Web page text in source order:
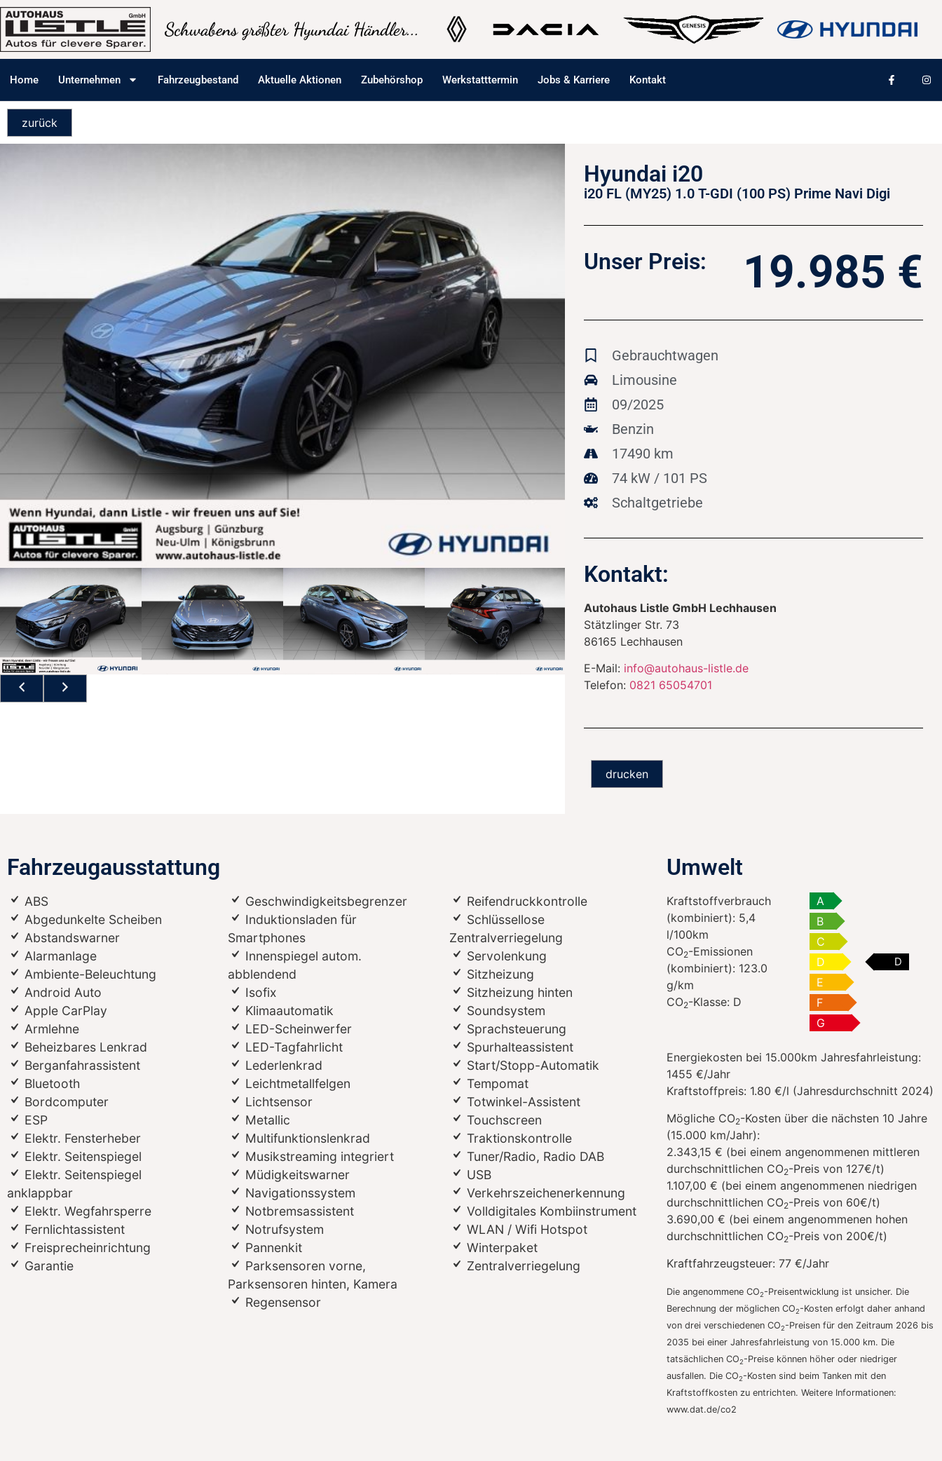
Schwabens größter Hyundai Händler...
Home Unternehmen Fahrzeugbestand Aktuelle Aktionen Zubehörshop Werkstatttermin Jobs & Karriere Kontakt
zurück
Hyundai i20
i20 FL (MY25) 1.0 T-GDI (100 PS) Prime Navi Digi
Unser Preis: 19.985 €
Gebrauchtwagen
Limousine
09/2025
Benzin
17490 km
74 kW / 101 PS
Schaltgetriebe
Kontakt:
Autohaus Listle GmbH Lechhausen
Stätzlinger Str. 73
86165 Lechhausen
E-Mail: info@autohaus-listle.de
Telefon: 0821 65054701
drucken
Fahrzeugausstattung
ABS
Abgedunkelte Scheiben
Abstandswarner
Alarmanlage
Ambiente-Beleuchtung
Android Auto
Apple CarPlay
Armlehne
Beheizbares Lenkrad
Berganfahrassistent
Bluetooth
Bordcomputer
ESP
Elektr. Fensterheber
Elektr. Seitenspiegel
Elektr. Seitenspiegel
anklappbar
Elektr. Wegfahrsperre
Fernlichtassistent
Freisprecheinrichtung
Garantie
Geschwindigkeitsbegrenzer
Induktionsladen für
Smartphones
Innenspiegel autom.
abblendend
Isofix
Klimaautomatik
LED-Scheinwerfer
LED-Tagfahrlicht
Lederlenkrad
Leichtmetallfelgen
Lichtsensor
Metallic
Multifunktionslenkrad
Musikstreaming integriert
Müdigkeitswarner
Navigationssystem
Notbremsassistent
Notrufsystem
Pannenkit
Parksensoren vorne,
Parksensoren hinten, Kamera
Regensensor
Reifendruckkontrolle
Schlüssellose
Zentralverriegelung
Servolenkung
Sitzheizung
Sitzheizung hinten
Soundsystem
Sprachsteuerung
Spurhalteassistent
Start/Stopp-Automatik
Tempomat
Totwinkel-Assistent
Touchscreen
Traktionskontrolle
Tuner/Radio, Radio DAB
USB
Verkehrszeichenerkennung
Volldigitales Kombiinstrument
WLAN / Wifi Hotspot
Winterpaket
Zentralverriegelung
Umwelt
Kraftstoffverbrauch
(kombiniert): 5,4
l/100km
CO2-Emissionen
(kombiniert): 123.0
g/km
CO2-Klasse: D
A
B
C
D
D
E
F
G
Energiekosten bei 15.000km Jahresfahrleistung:
1455 €/Jahr
Kraftstoffpreis: 1.80 €/l (Jahresdurchschnitt 2024)
Mögliche CO2-Kosten über die nächsten 10 Jahre
(15.000 km/Jahr):
2.343,15 € (bei einem angenommenen mittleren
durchschnittlichen CO2-Preis von 127€/t)
1.107,00 € (bei einem angenommenen niedrigen
durchschnittlichen CO2-Preis von 60€/t)
3.690,00 € (bei einem angenommenen hohen
durchschnittlichen CO2-Preis von 200€/t)
Kraftfahrzeugsteuer: 77 €/Jahr
Die angenommene CO2-Preisentwicklung ist unsicher. Die
Berechnung der möglichen CO2-Kosten erfolgt daher anhand
von drei verschiedenen CO2-Preisen für den Zeitraum 2026 bis
2035 bei einer Jahresfahrleistung von 15.000 km. Die
tatsächlichen CO2-Preise können höher oder niedriger
ausfallen. Die CO2-Kosten sind beim Tanken mit den
Kraftstoffkosten zu entrichten. Weitere Informationen:
www.dat.de/co2